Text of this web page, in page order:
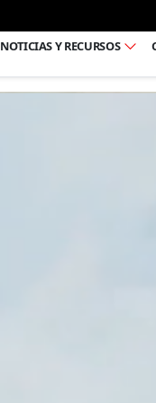
NOTICIAS Y RECURSOS